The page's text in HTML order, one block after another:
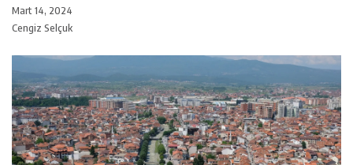
Mart 14, 2024
Cengiz Selçuk